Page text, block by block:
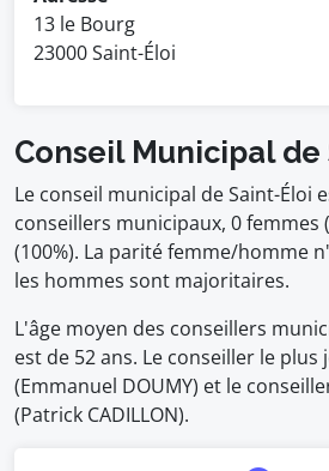
13 le Bourg
23000 Saint-Éloi
Conseil Municipal
Le conseil municipal de Saint-Éloi
conseillers municipaux, 0 femmes
(100%). La parité femme/homme
les hommes sont majoritaires.
L'âge moyen des conseillers
est de 52 ans. Le conseiller le plus
(Emmanuel DOUMY) et le
(Patrick CADILLON).